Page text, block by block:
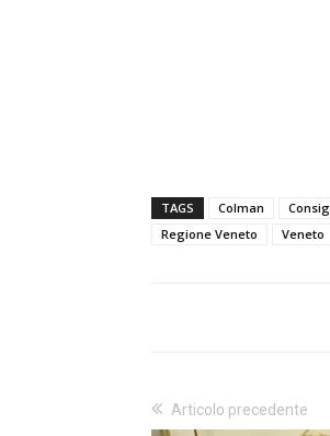
TAGS Colman
Regione Veneto
Veneto
Articolo precedente